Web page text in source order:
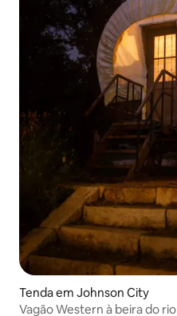
Tenda em Johnson City
Vagão Western à beira do rio